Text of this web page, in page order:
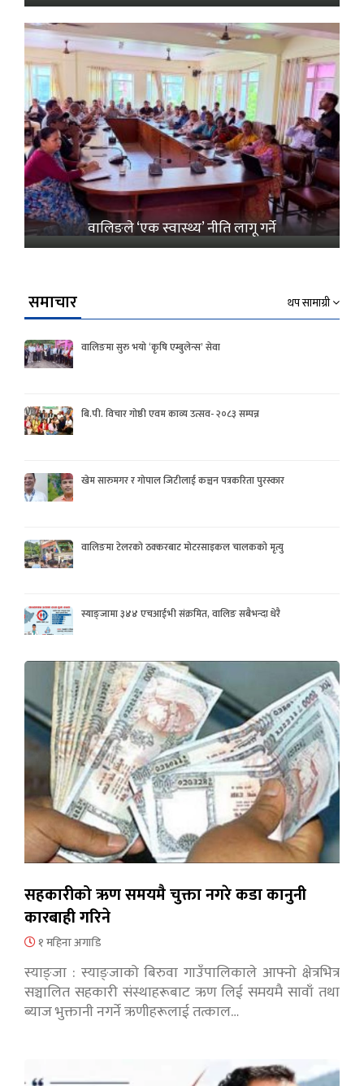
वालिङले ‘एक स्वास्थ्य’ नीति लागू गर्ने
समाचार थप सामाग्री
वालिङमा सुरु भयो ‘कृषि एम्बुलेन्स’ सेवा
बि.पी. विचार गोष्ठी एवम काव्य उत्सव- २०८३ सम्पन्न
खेम सारुमगर र गोपाल जिटीलाई कञ्चन पत्रकरिता पुरस्कार
वालिङमा टेलरको ठक्करबाट मोटरसाइकल चालकको मृत्यु
स्याङ्जामा ३४४ एचआईभी संक्रमित, वालिङ सबैभन्दा धेरै
सहकारीको ऋण समयमै चुक्ता नगरे कडा कानुनी
कारबाही गरिने
१ महिना अगाडि
स्याङ्जा : स्याङ्जाको बिरुवा गाउँपालिकाले आफ्नो क्षेत्रभित्र
सञ्चालित सहकारी संस्थाहरूबाट ऋण लिई समयमै सावाँ तथा
ब्याज भुक्तानी नगर्ने ऋणीहरूलाई तत्काल…